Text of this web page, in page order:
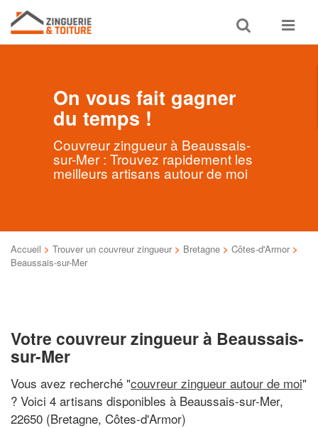
Toggle
search
Toggle
On vous fait gagner
du temps !
Couvreur zingueur à Beaussais-
sur-Mer : Trouvez rapidement les
meilleurs artisans autour de moi
Accueil > Trouver un couvreur zingueur > Bretagne > Côtes-d'Armor >
Beaussais-sur-Mer
Votre couvreur zingueur à Beaussais-
sur-Mer
Vous avez recherché "couvreur zingueur autour de moi"
? Voici 4 artisans disponibles à Beaussais-sur-Mer,
22650 (Bretagne, Côtes-d'Armor)